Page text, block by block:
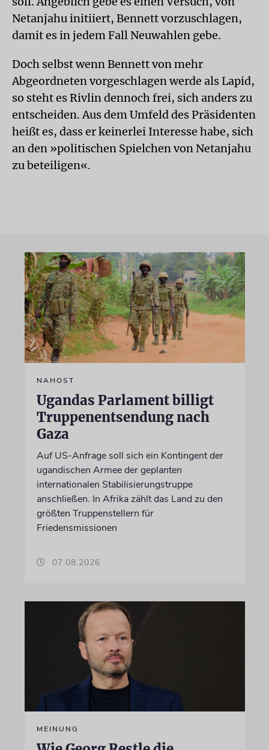
Netanjahu initiiert, Bennett vorzuschlagen,
damit es in jedem Fall Neuwahlen gebe.
Doch selbst wenn Bennett von mehr
Abgeordneten vorgeschlagen werde als Lapid,
so steht es Rivlin dennoch frei, sich anders zu
entscheiden. Aus dem Umfeld des Präsidenten
heißt es, dass er keinerlei Interesse habe, sich
an den »politischen Spielchen von Netanjahu
zu beteiligen«.
NAHOST
Ugandas Parlament billigt
Truppenentsendung nach
Gaza
Auf US-Anfrage soll sich ein Kontingent der
ugandischen Armee der geplanten
internationalen Stabilisierungstruppe
anschließen. In Afrika zählt das Land zu den
größten Truppenstellern für
Friedensmissionen
07.08.2026
MEINUNG